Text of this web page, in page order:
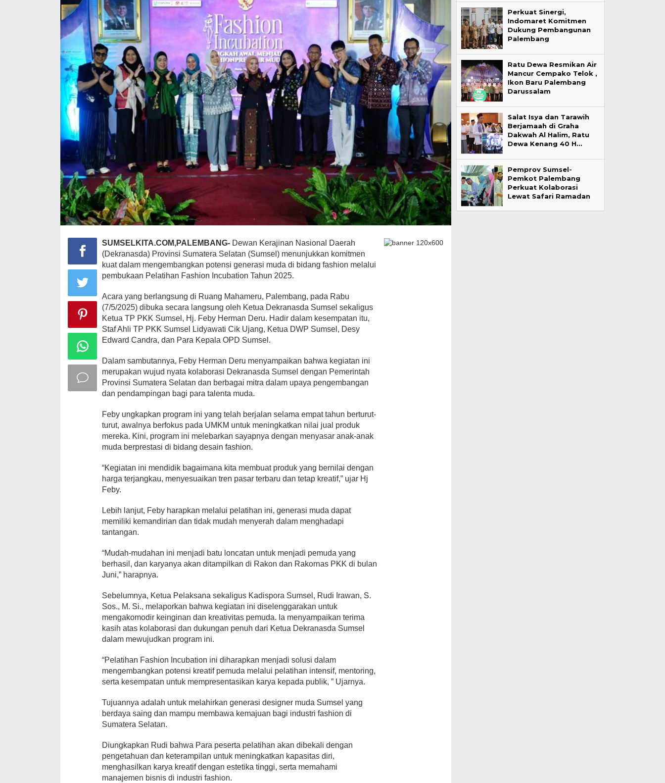
SUMSELKITA.COM,PALEMBANG- Dewan Kerajinan Nasional Daerah
(Dekranasda) Provinsi Sumatera Selatan (Sumsel) menunjukkan komitmen
kuat dalam mengembangkan potensi generasi muda di bidang fashion melalui
pembukaan Pelatihan Fashion Incubation Tahun 2025.
Acara yang berlangsung di Ruang Mahameru, Palembang, pada Rabu
(7/5/2025) dibuka secara langsung oleh Ketua Dekranasda Sumsel sekaligus
Ketua TP PKK Sumsel, Hj. Feby Herman Deru. Hadir dalam kesempatan itu,
Staf Ahli TP PKK Sumsel Lidyawati Cik Ujang, Ketua DWP Sumsel, Desy
Edward Candra, dan Para Kepala OPD Sumsel.
Dalam sambutannya, Feby Herman Deru menyampaikan bahwa kegiatan ini
merupakan wujud nyata kolaborasi Dekranasda Sumsel dengan Pemerintah
Provinsi Sumatera Selatan dan berbagai mitra dalam upaya pengembangan
dan pendampingan bagi para talenta muda.
Feby ungkapkan program ini yang telah berjalan selama empat tahun berturut-
turut, awalnya berfokus pada UMKM untuk meningkatkan nilai jual produk
mereka. Kini, program ini melebarkan sayapnya dengan menyasar anak-anak
muda berprestasi di bidang desain fashion.
“Kegiatan ini mendidik bagaimana kita membuat produk yang bernilai dengan
harga terjangkau, menyesuaikan tren pasar terbaru dan tetap kreatif,” ujar Hj
Feby.
Lebih lanjut, Feby harapkan melalui pelatihan ini, generasi muda dapat
memiliki kemandirian dan tidak mudah menyerah dalam menghadapi
tantangan.
“Mudah-mudahan ini menjadi batu loncatan untuk menjadi pemuda yang
berhasil, dan karyanya akan ditampilkan di Rakon dan Rakornas PKK di bulan
Juni,” harapnya.
Sebelumnya, Ketua Pelaksana sekaligus Kadispora Sumsel, Rudi Irawan, S.
Sos., M. Si., melaporkan bahwa kegiatan ini diselenggarakan untuk
mengakomodir keinginan dan kreativitas pemuda. Ia menyampaikan terima
kasih atas kolaborasi dan dukungan penuh dari Ketua Dekranasda Sumsel
dalam mewujudkan program ini.
“Pelatihan Fashion Incubation ini diharapkan menjadi solusi dalam
mengembangkan potensi kreatif pemuda melalui pelatihan intensif, mentoring,
serta kesempatan untuk mempresentasikan karya kepada publik, ” Ujarnya.
Tujuannya adalah untuk melahirkan generasi designer muda Sumsel yang
berdaya saing dan mampu membawa kemajuan bagi industri fashion di
Sumatera Selatan.
Diungkapkan Rudi bahwa Para peserta pelatihan akan dibekali dengan
pengetahuan dan keterampilan untuk meningkatkan kapasitas diri,
menghasilkan karya kreatif dengan estetika tinggi, serta memahami
manajemen bisnis di industri fashion.
Perkuat Sinergi,
Indomaret Komitmen
Dukung Pembangunan
Palembang
Ratu Dewa Resmikan Air
Mancur Cempako Telok ,
Ikon Baru Palembang
Darussalam
Salat Isya dan Tarawih
Berjamaah di Graha
Dakwah Al Halim, Ratu
Dewa Kenang 40 H…
Pemprov Sumsel-
Pemkot Palembang
Perkuat Kolaborasi
Lewat Safari Ramadan